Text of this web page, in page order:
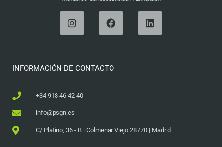
INFORMACIÓN DE CONTACTO
+34 918 46 42 40
info@psgn.es
C/ Platino, 36 - B | Colmenar Viejo 28770 | Madrid